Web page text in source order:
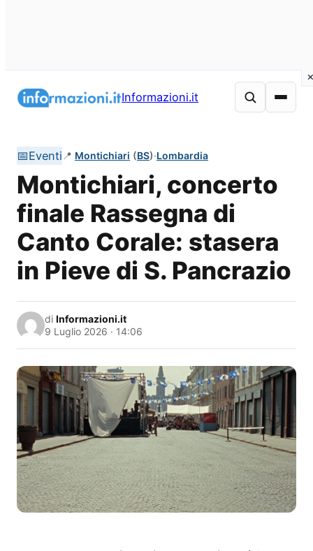
Informazioni.it
📅Eventi 📍 Montichiari (BS)·Lombardia
Montichiari, concerto
finale Rassegna di
Canto Corale: stasera
in Pieve di S. Pancrazio
di Informazioni.it
9 Luglio 2026 · 14:06